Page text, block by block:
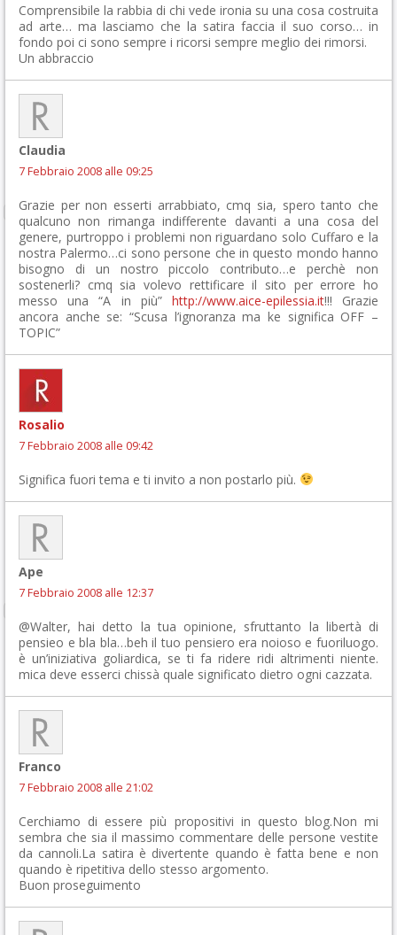
Comprensibile la rabbia di chi vede ironia su una cosa costruita
ad arte… ma lasciamo che la satira faccia il suo corso… in
fondo poi ci sono sempre i ricorsi sempre meglio dei rimorsi.
Un abbraccio
Claudia
7 Febbraio 2008 alle 09:25
Grazie per non esserti arrabbiato, cmq sia, spero tanto che
qualcuno non rimanga indifferente davanti a una cosa del
genere, purtroppo i problemi non riguardano solo Cuffaro e la
nostra Palermo…ci sono persone che in questo mondo hanno
bisogno di un nostro piccolo contributo…e perchè non
sostenerli? cmq sia volevo rettificare il sito per errore ho
messo una “A in più” http://www.aice-epilessia.it!!! Grazie
ancora anche se: “Scusa l’ignoranza ma ke significa OFF –
TOPIC”
Rosalio
7 Febbraio 2008 alle 09:42
Significa fuori tema e ti invito a non postarlo più.
Ape
7 Febbraio 2008 alle 12:37
@Walter, hai detto la tua opinione, sfruttanto la libertà di
pensieo e bla bla…beh il tuo pensiero era noioso e fuoriluogo.
è un’iniziativa goliardica, se ti fa ridere ridi altrimenti niente.
mica deve esserci chissà quale significato dietro ogni cazzata.
Franco
7 Febbraio 2008 alle 21:02
Cerchiamo di essere più propositivi in questo blog.Non mi
sembra che sia il massimo commentare delle persone vestite
da cannoli.La satira è divertente quando è fatta bene e non
quando è ripetitiva dello stesso argomento.
Buon proseguimento